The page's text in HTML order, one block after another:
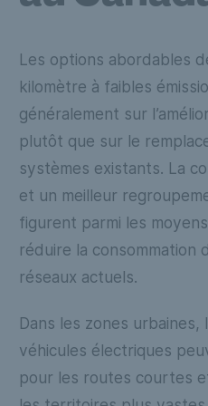
Les options abordables
kilomètre à faibles
généralement sur
plutôt que sur le
systèmes existants. La
et un meilleur
figurent parmi les
réduire la consommation
réseaux actuels.
Dans les zones
véhicules électriques
pour les routes courtes